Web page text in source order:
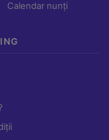
Calendar nunți